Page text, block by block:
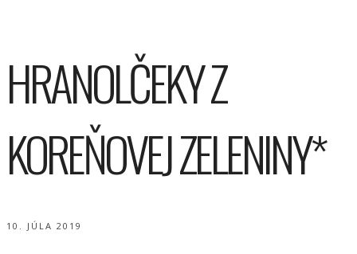
HRANOLČEKY Z
KOREŇOVEJ ZELENINY*
10. JÚLA 2019